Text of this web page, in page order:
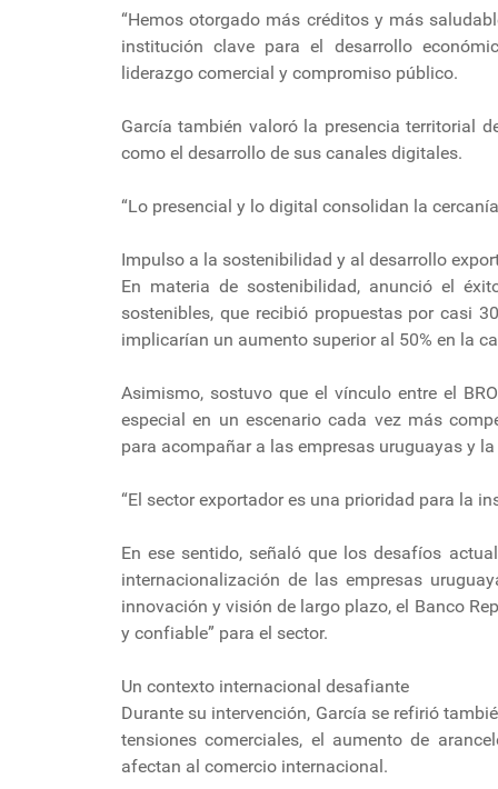
“Hemos otorgado más créditos y más
institución clave para el desarrollo
liderazgo comercial y compromiso público.
García también valoró la presencia territorial
como el desarrollo de sus canales digitales.
“Lo presencial y lo digital consolidan la
Impulso a la sostenibilidad y al desarrollo
En materia de sostenibilidad, anunció el
sostenibles, que recibió propuestas por casi
implicarían un aumento superior al 50% en la
Asimismo, sostuvo que el vínculo entre el
especial en un escenario cada vez más
para acompañar a las empresas uruguayas y
“El sector exportador es una prioridad para la
En ese sentido, señaló que los desafíos
internacionalización de las empresas
innovación y visión de largo plazo, el Banco
y confiable” para el sector.
Un contexto internacional desafiante
Durante su intervención, García se refirió
tensiones comerciales, el aumento de
afectan al comercio internacional.